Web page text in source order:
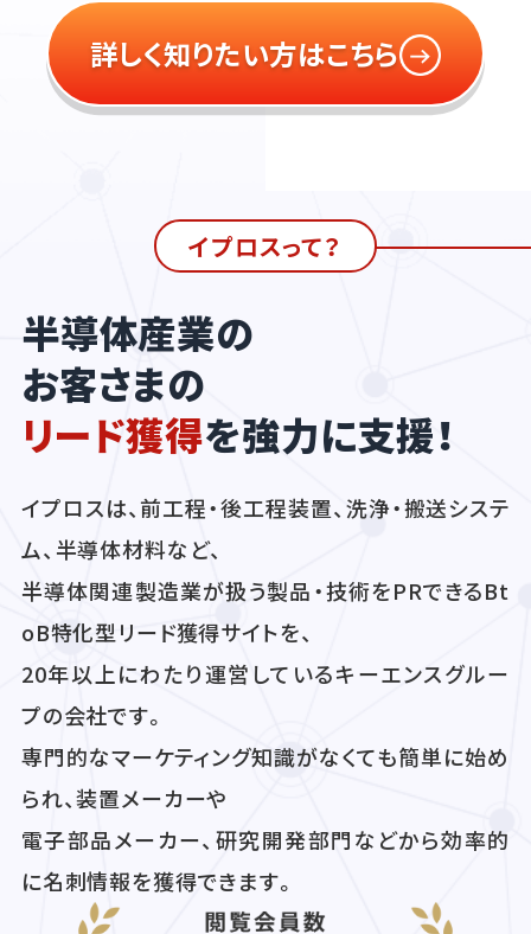
詳しく知りたい方はこちら
イプロスって？
半導体産業の
お客さまの
リード獲得を強力に支援！
イプロスは、前工程・後工程装置、洗浄・搬送システ
ム、半導体材料など、
半導体関連製造業が扱う製品・技術をPRできるBt
oB特化型リード獲得サイトを、
20年以上にわたり運営しているキーエンスグルー
プの会社です。
専門的なマーケティング知識がなくても簡単に始め
られ、装置メーカーや
電子部品メーカー、研究開発部門などから効率的
に名刺情報を獲得できます。